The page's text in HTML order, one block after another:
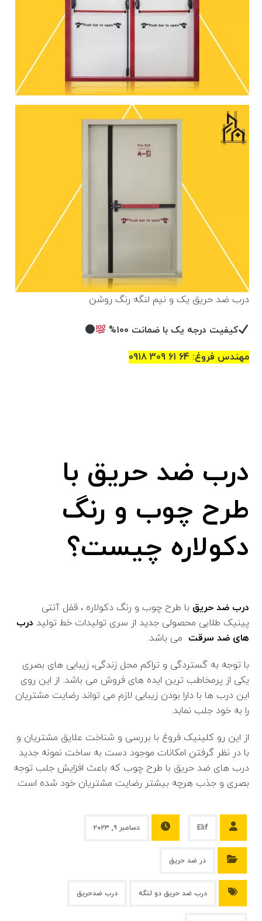
درب ضد حریق یک و نیم لنگه رنگ روشن
کیفیت درجه یک با ضمانت ۱۰۰%
مهندس فروغ: 64 61 309 0918
درب ضد حریق با
طرح چوب و رنگ
دکولاره چیست؟
درب ضد حریق با طرح چوب و رنگ دکولاره ، قفل آنتی
پینیک طلایی محصولی جدید از سری تولیدات خط تولید درب
های ضد سرقت می ­باشد.
با توجه به گستردگی و تراکم محل زندگی، زیبایی های بصری
یکی از پرمخاطب ترین ایده های فروش می ­باشد. از این روی
این درب ها با دارا بودن زیبایی لازم می تواند رضایت مشتریان
را به خود جلب نمابد.
از این رو کلینیک فروغ با بررسی و شناخت علایق مشتریان و
با در نظر گرفتن امکانات موجود دست به ساخت نمونه جدید
درب های ضد حریق با طرح چوب که باعث افزایش جلب توجه
بصری و جذب هرچه بیشتر رضایت مشتریان خود شده است.
Elif دسامبر ۹, ۲۰۲۳
در ضد حریق
درب ضد حریق دو لنگه درب ضدحریق